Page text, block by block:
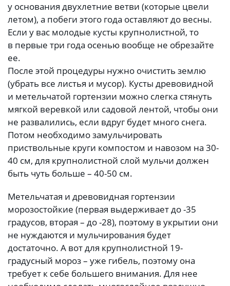
у основания двухлетние ветви (которые цвели
летом), а побеги этого года оставляют до весны.
Если у вас молодые кусты крупнолистной, то
в первые три года осенью вообще не обрезайте
ее.
После этой процедуры нужно очистить землю
(убрать все листья и мусор). Кусты древовидной
и метельчатой гортензии можно слегка стянуть
мягкой веревкой или садовой лентой, чтобы они
не развалились, если вдруг будет много снега.
Потом необходимо замульчировать
приствольные круги компостом и навозом на 30-
40 см, для крупнолистной слой мульчи должен
быть чуть больше – 40-50 см.
Метельчатая и древовидная гортензии
морозостойкие (первая выдерживает до -35
градусов, вторая – до -28), поэтому в укрытии они
не нуждаются и мульчирования будет
достаточно. А вот для крупнолистной 19-
градусный мороз – уже гибель, поэтому она
требует к себе большего внимания. Для нее